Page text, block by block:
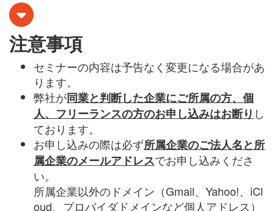
注意事項
セミナーの内容は予告なく変更になる場合があ
ります。
弊社が同業と判断した企業にご所属の方、個
人、フリーランスの方のお申し込みはお断り し
ております。
お申し込みの際は必ず所属企業のご法人名と所
属企業のメールアドレスでお申し込みくださ
い。
所属企業以外のドメイン（Gmail、 Yahoo!、 iCl
oud、プロバイダドメインなど個人アドレス）